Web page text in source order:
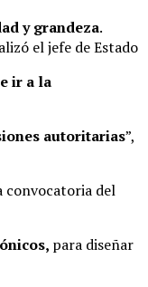
y grandeza.
el jefe de Estado
ir a la
autoritarias”,
convocatoria del
para diseñar